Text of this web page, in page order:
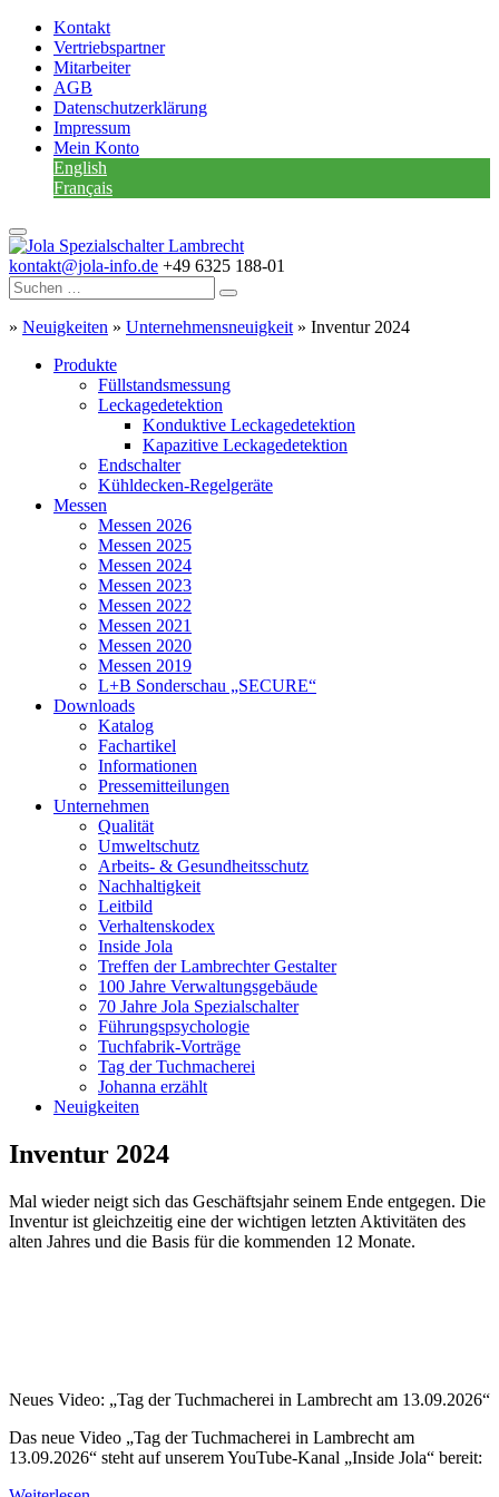
Kontakt
Vertriebspartner
Mitarbeiter
AGB
Datenschutzerklärung
Impressum
Mein Konto
English
Français
kontakt@jola-info.de +49 6325 188-01
» Neuigkeiten » Unternehmensneuigkeit » Inventur 2024
Produkte
Füllstandsmessung
Leckagedetektion
Konduktive Leckagedetektion
Kapazitive Leckagedetektion
Endschalter
Kühldecken-Regelgeräte
Messen
Messen 2026
Messen 2025
Messen 2024
Messen 2023
Messen 2022
Messen 2021
Messen 2020
Messen 2019
L+B Sonderschau „SECURE“
Downloads
Katalog
Fachartikel
Informationen
Pressemitteilungen
Unternehmen
Qualität
Umweltschutz
Arbeits- & Gesundheitsschutz
Nachhaltigkeit
Leitbild
Verhaltenskodex
Inside Jola
Treffen der Lambrechter Gestalter
100 Jahre Verwaltungsgebäude
70 Jahre Jola Spezialschalter
Führungspsychologie
Tuchfabrik-Vorträge
Tag der Tuchmacherei
Johanna erzählt
Neuigkeiten
Inventur 2024
Mal wieder neigt sich das Geschäftsjahr seinem Ende entgegen. Die
Inventur ist gleichzeitig eine der wichtigen letzten Aktivitäten des
alten Jahres und die Basis für die kommenden 12 Monate.
Neues Video: „Tag der Tuchmacherei in Lambrecht am 13.09.2026“
Das neue Video „Tag der Tuchmacherei in Lambrecht am
13.09.2026“ steht auf unserem YouTube-Kanal „Inside Jola“ bereit: